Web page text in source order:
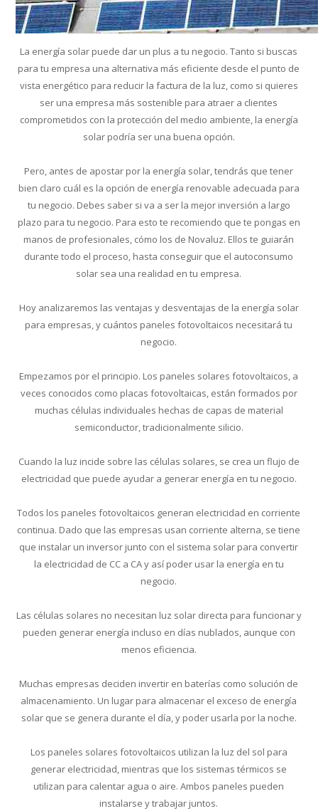
La energía solar puede dar un plus a tu negocio. Tanto si buscas
para tu empresa una alternativa más eficiente desde el punto de
vista energético para reducir la factura de la luz, como si quieres
ser una empresa más sostenible para atraer a clientes
comprometidos con la protección del medio ambiente, la energía
solar podría ser una buena opción.
Pero, antes de apostar por la energía solar, tendrás que tener
bien claro cuál es la opción de energía renovable adecuada para
tu negocio. Debes saber si va a ser la mejor inversión a largo
plazo para tu negocio. Para esto te recomiendo que te pongas en
manos de profesionales, cómo los de Novaluz. Ellos te guiarán
durante todo el proceso, hasta conseguir que el autoconsumo
solar sea una realidad en tu empresa.
Hoy analizaremos las ventajas y desventajas de la energía solar
para empresas, y cuántos paneles fotovoltaicos necesitará tu
negocio.
Empezamos por el principio. Los paneles solares fotovoltaicos, a
veces conocidos como placas fotovoltaicas, están formados por
muchas células individuales hechas de capas de material
semiconductor, tradicionalmente silicio.
Cuando la luz incide sobre las células solares, se crea un flujo de
electricidad que puede ayudar a generar energía en tu negocio.
Todos los paneles fotovoltaicos generan electricidad en corriente
continua. Dado que las empresas usan corriente alterna, se tiene
que instalar un inversor junto con el sistema solar para convertir
la electricidad de CC a CA y así poder usar la energía en tu
negocio.
Las células solares no necesitan luz solar directa para funcionar y
pueden generar energía incluso en días nublados, aunque con
menos eficiencia.
Muchas empresas deciden invertir en baterías como solución de
almacenamiento. Un lugar para almacenar el exceso de energía
solar que se genera durante el día, y poder usarla por la noche.
Los paneles solares fotovoltaicos utilizan la luz del sol para
generar electricidad, mientras que los sistemas térmicos se
utilizan para calentar agua o aire. Ambos paneles pueden
instalarse y trabajar juntos.